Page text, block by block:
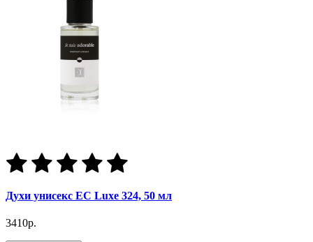
Духи унисекс EC Luxe 324, 50 мл
3410р.